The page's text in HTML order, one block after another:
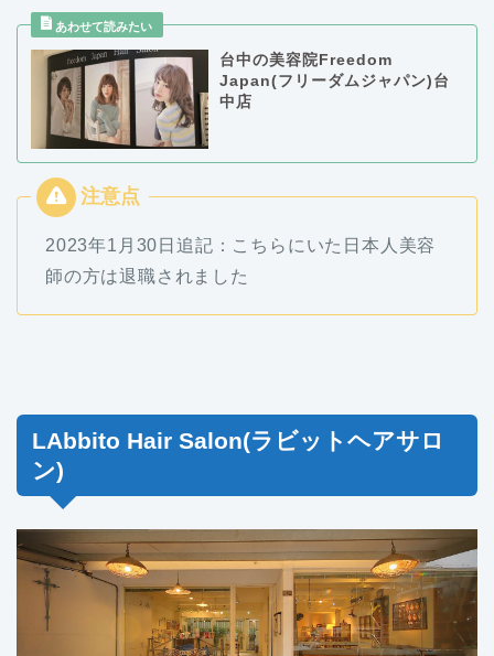
台中の美容院Freedom
Japan(フリーダムジャパン)台
中店
2023年1月30日追記：こちらにいた日本人美容
師の方は退職されました
LAbbito Hair Salon(ラビットヘアサロ
ン)